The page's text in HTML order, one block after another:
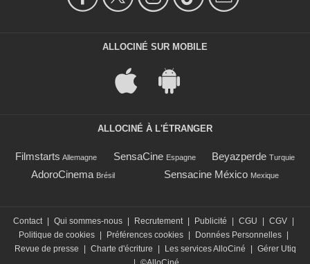
ALLOCINÉ SUR MOBILE
ALLOCINÉ À L'ÉTRANGER
Filmstarts Allemagne SensaCine Espagne Beyazperde Turquie
AdoroCinema Brésil Sensacine México Mexique
Contact | Qui sommes-nous | Recrutement | Publicité | CGU | CGV |
Politique de cookies | Préférences cookies | Données Personnelles |
Revue de presse
| Charte d'écriture | Les services AlloCiné | Gérer Utiq